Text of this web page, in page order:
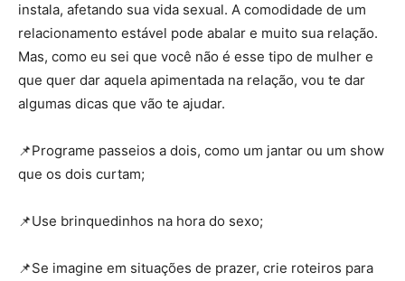
instala, afetando sua vida sexual. A comodidade de um
relacionamento estável pode abalar e muito sua relação.
Mas, como eu sei que você não é esse tipo de mulher e
que quer dar aquela apimentada na relação, vou te dar
algumas dicas que vão te ajudar.
📌Programe passeios a dois, como um jantar ou um show
que os dois curtam;
📌Use brinquedinhos na hora do sexo;
📌Se imagine em situações de prazer, crie roteiros para